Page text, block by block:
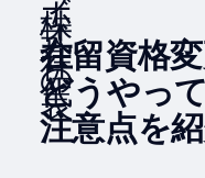
在留資格
どうやっ
注意点を